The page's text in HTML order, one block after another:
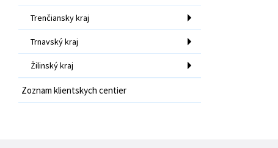
Trenčiansky kraj
Trnavský kraj
Žilinský kraj
Zoznam klientskych centier